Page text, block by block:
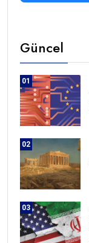
Güncel
01
02
03